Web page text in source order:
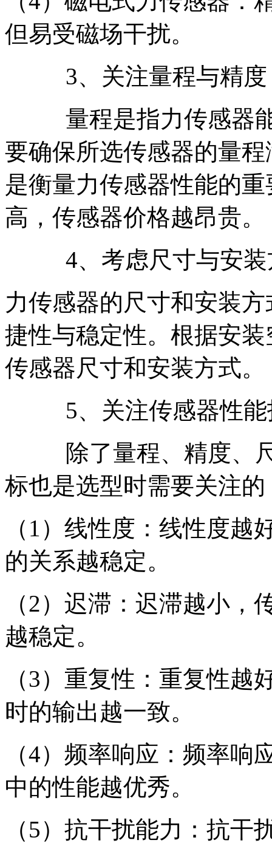
但易受磁场干扰。
3、关注量程与精度
量程是指力传感器
要确保所选传感器的量
是衡量力传感器性能的
高，传感器价格越昂贵。
4、考虑尺寸与安
力传感器的尺寸和安装
捷性与稳定性。根据安
传感器尺寸和安装方式。
5、关注传感器性
除了量程、精度、
标也是选型时需要关注的
（1）线性度：线性度
的关系越稳定。
（2）迟滞：迟滞越小
越稳定。
（3）重复性：重复性
时的输出越一致。
（4）频率响应：频率
中的性能越优秀。
（5）抗干扰能力：抗